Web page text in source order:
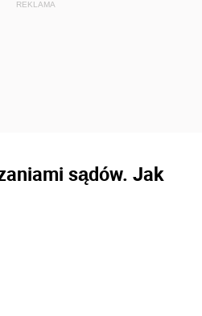
sądów. Jak